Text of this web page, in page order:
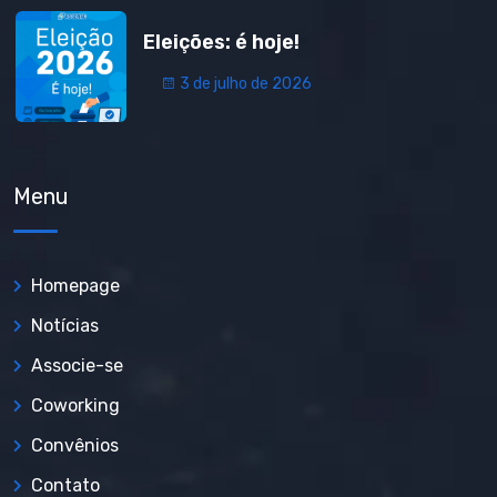
Eleições: é hoje!
3 de julho de 2026
Menu
Homepage
Notícias
Associe-se
Coworking
Convênios
Contato